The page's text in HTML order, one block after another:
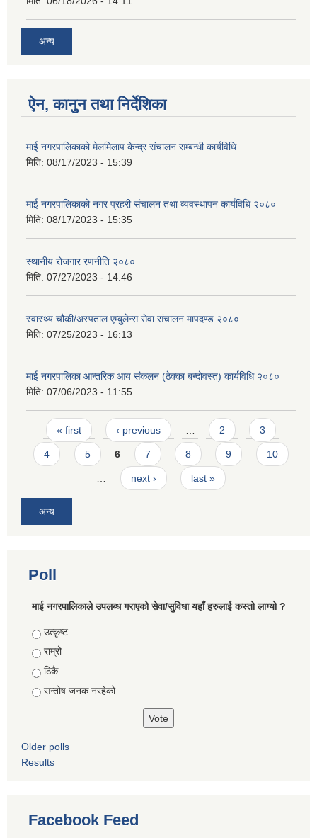
अन्य
ऐन, कानुन तथा निर्देशिका
माई नगरपालिकाको मेलमिलाप केन्द्र संचालन सम्बन्धी कार्यविधि
मिति: 08/17/2023 - 15:39
माई नगरपालिकाको नगर प्रहरी संचालन तथा व्यवस्थापन कार्यविधि २०८०
मिति: 08/17/2023 - 15:35
स्थानीय रोजगार रणनीति २०८०
मिति: 07/27/2023 - 14:46
स्वास्थ्य चौकी/अस्पताल एम्बुलेन्स सेवा संचालन मापदण्ड २०८०
मिति: 07/25/2023 - 16:13
माई नगरपालिका आन्तरिक आय संकलन (ठेक्का बन्दोवस्त) कार्यविधि २०८०
मिति: 07/06/2023 - 11:55
Pages
« first ‹ previous … 2 3
4 5 6 7 8 9 10
… next › last »
अन्य
Poll
माई नगरपालिकाले उपलब्ध गराएको सेवा/सुविधा यहाँ हरुलाई कस्तो लाग्यो ?
Choices
उत्कृष्ट
राम्रो
ठिकै
सन्तोष जनक नरहेको
Older polls
Results
Facebook Feed